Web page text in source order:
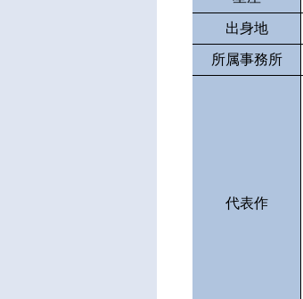
出身地
所属事務所
代表作